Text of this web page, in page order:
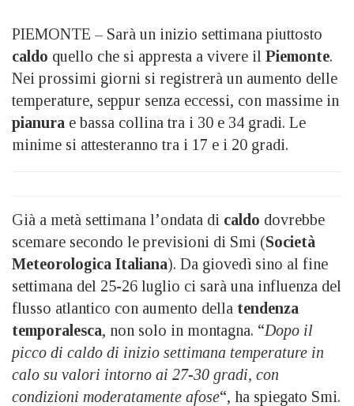
PIEMONTE – Sarà un inizio settimana piuttosto
caldo quello che si appresta a vivere il Piemonte.
Nei prossimi giorni si registrerà un aumento delle
temperature, seppur senza eccessi, con massime in
pianura e bassa collina tra i 30 e 34 gradi. Le
minime si attesteranno tra i 17 e i 20 gradi.
Già a metà settimana l’ondata di caldo dovrebbe
scemare secondo le previsioni di Smi (Società
Meteorologica Italiana). Da giovedì sino al fine
settimana del 25-26 luglio ci sarà una influenza del
flusso atlantico con aumento della tendenza
temporalesca, non solo in montagna. “Dopo il
picco di caldo di inizio settimana temperature in
calo su valori intorno ai 27-30 gradi, con
condizioni moderatamente afose“, ha spiegato Smi.